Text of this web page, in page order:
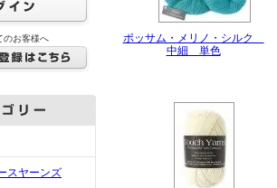
のお客様へ
スヤーンズ
ポッサム・メリノ・シルク
中細 単色